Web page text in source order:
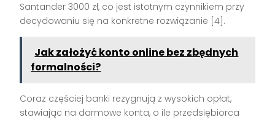
Santander 3000 zł, co jest istotnym czynnikiem przy
decydowaniu się na konkretne rozwiązanie [4].
Jak założyć konto online bez zbędnych
formalności?
Coraz częściej banki rezygnują z wysokich opłat,
stawiając na darmowe konta, o ile przedsiębiorca